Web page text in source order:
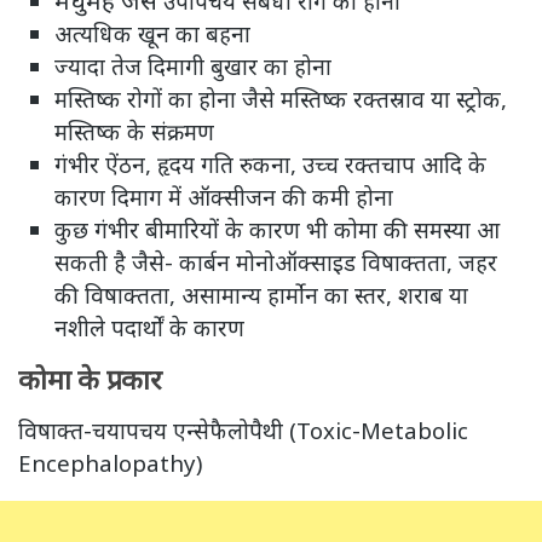
अत्यधिक खून का बहना
ज्यादा तेज दिमागी बुखार का होना
मस्तिष्क रोगों का होना जैसे मस्तिष्क रक्तस्राव या स्ट्रोक,
मस्तिष्क के संक्रमण
गंभीर ऐंठन, हृदय गति रुकना, उच्च रक्तचाप आदि के
कारण दिमाग में ऑक्सीजन की कमी होना
कुछ गंभीर बीमारियों के कारण भी कोमा की समस्या आ
सकती है जैसे- कार्बन मोनोऑक्साइड विषाक्तता, जहर
की विषाक्तता, असामान्य हार्मोन का स्तर, शराब या
नशीले पदार्थों के कारण
कोमा के प्रकार
विषाक्त-चयापचय एन्सेफैलोपैथी (Toxic-Metabolic
Encephalopathy)